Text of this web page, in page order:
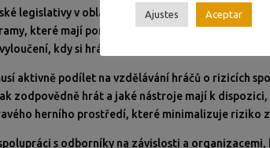
legislativy v oblasti hazardních her je ochrana
které mají pomoci hráčům v případě, že se
kdy si hráči mohou na určitou dobu
aktivně podílet na vzdělávání hráčů o rizicích
zodpovědně hrát a jaké nástroje mají k
herního prostředí, které minimalizuje riziko
s odborníky na závislosti a
Ajustes Aceptar